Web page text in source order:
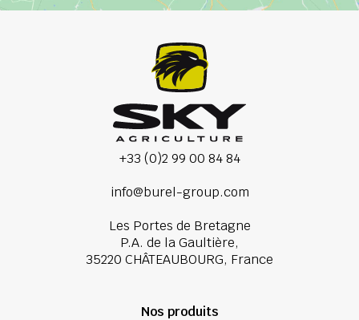
+33 (0)2 99 00 84 84
info@burel-group.com
Les Portes de Bretagne
P.A. de la Gaultière,
35220 CHÂTEAUBOURG, France
Nos produits